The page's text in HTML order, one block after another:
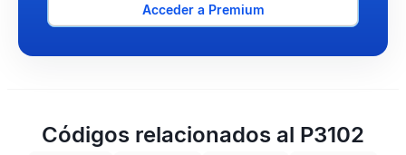
Acceder a Premium
Códigos relacionados al P3102